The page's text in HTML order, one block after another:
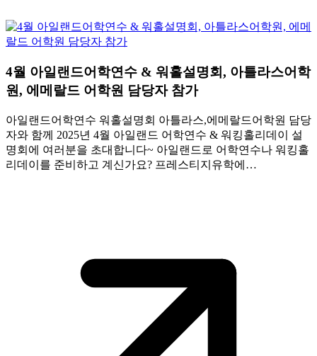
4월 아일랜드어학연수 & 워홀설명회, 아틀라스어학
원, 에메랄드 어학원 담당자 참가
아일랜드어학연수 워홀설명회 아틀라스,에메랄드어학원 담당
자와 함께 2025년 4월 아일랜드 어학연수 & 워킹홀리데이 설
명회에 여러분을 초대합니다~ 아일랜드로 어학연수나 워킹홀
리데이를 준비하고 계신가요? 프레스티지유학에…